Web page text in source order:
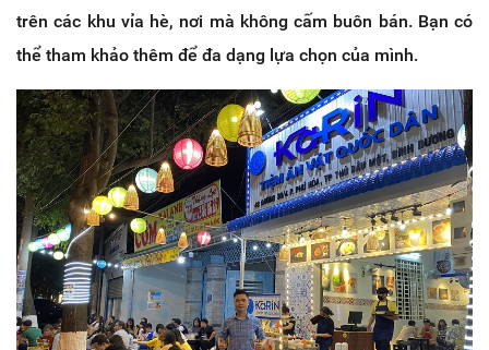
trên các khu vỉa hè, nơi mà không cấm buôn bán. Bạn có
thể tham khảo thêm để đa dạng lựa chọn của mình.